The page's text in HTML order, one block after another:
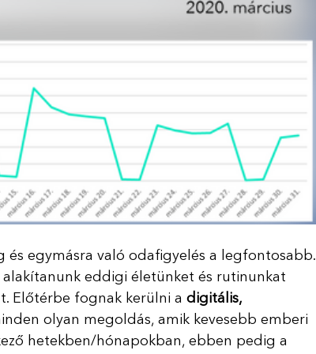
és egymásra való odafigyelés a legfontosabb.
eddigi életünket és rutinunkat
Előtérbe fognak kerülni a digitális,
olyan megoldás, amik kevesebb emberi
hetekben/hónapokban, ebben pedig a